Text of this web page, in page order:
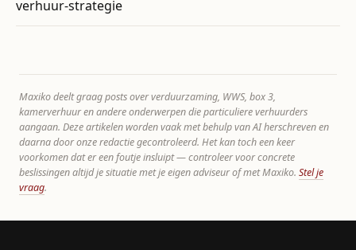
verhuur-strategie
Maxiko deelt graag posts over verduurzaming, WWS, box 3,
kamerverhuur en andere onderwerpen die particuliere verhuurders
aangaan. Deze artikelen worden vaak met behulp van AI herschreven en
daarna door onze redactie gecontroleerd. Het kan toch een keer
voorkomen dat er een foutje insluipt — controleer voor concrete
beslissingen altijd je situatie met je eigen adviseur of met Maxiko. Stel je
vraag.